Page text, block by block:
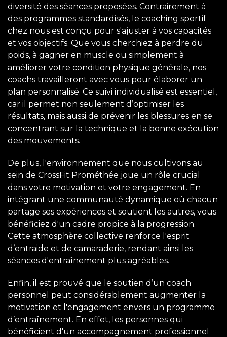
diversité des séances proposées. Contrairement à
des programmes standardisés, le coaching sportif
chez nous est conçu pour s'ajuster à vos capacités
et vos objectifs. Que vous cherchiez à perdre du
poids, à gagner en muscle ou simplement à
améliorer votre condition physique générale, nos
coachs travailleront avec vous pour élaborer un
plan personnalisé. Ce suivi individualisé est essentiel,
car il permet non seulement d’optimiser les
résultats, mais aussi de prévenir les blessures en se
concentrant sur la technique et la bonne exécution
des mouvements.
De plus, l'environnement que nous cultivons au
sein de CrossFit Prométhée joue un rôle crucial
dans votre motivation et votre engagement. En
intégrant une communauté dynamique où chacun
partage ses expériences et soutient les autres, vous
bénéficiez d'un cadre propice à la progression.
Cette atmosphère collective renforce l'esprit
d’entraide et de camaraderie, rendant ainsi les
séances d'entraînement plus agréables.
Enfin, il est prouvé que le soutien d’un coach
personnel peut considérablement augmenter la
motivation et l'engagement envers un programme
d’entraînement. En effet, les personnes qui
bénéficient d'un accompagnement professionnel